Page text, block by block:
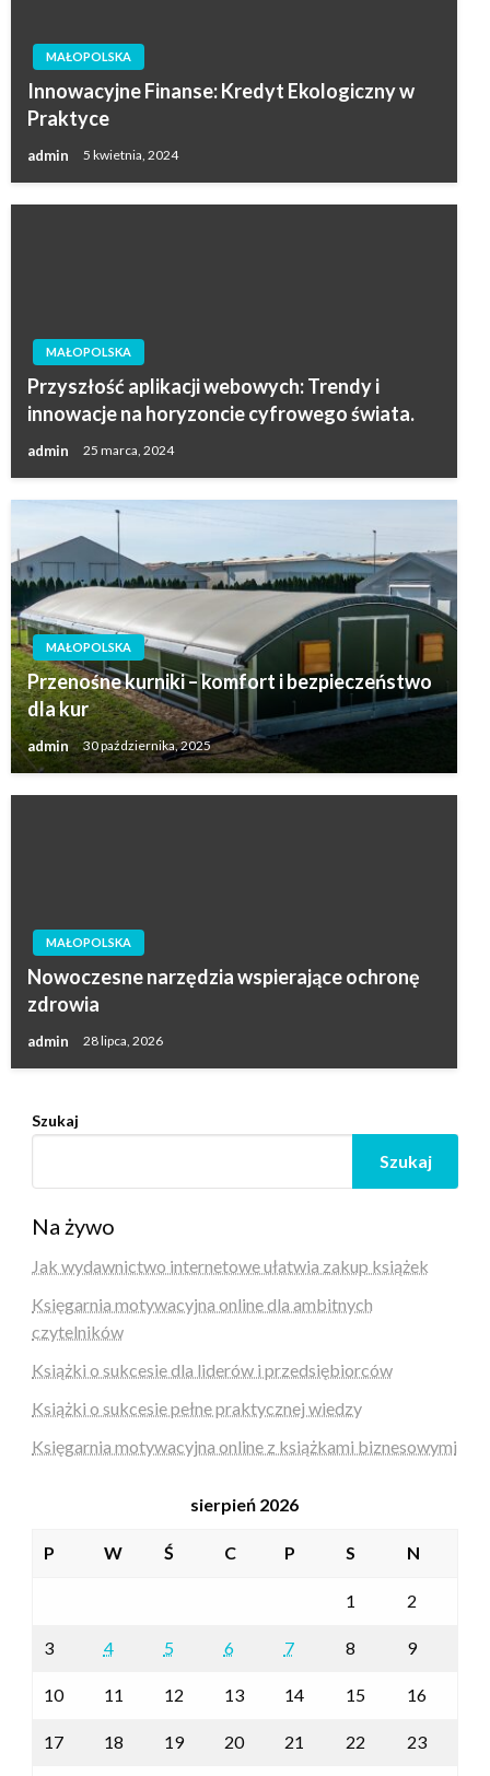
MAŁOPOLSKA
Innowacyjne Finanse: Kredyt Ekologiczny w
Praktyce
admin 5 kwietnia, 2024
MAŁOPOLSKA
Przyszłość aplikacji webowych: Trendy i
innowacje na horyzoncie cyfrowego świata.
admin 25 marca, 2024
MAŁOPOLSKA
Przenośne kurniki – komfort i bezpieczeństwo
dla kur
admin 30 października, 2025
MAŁOPOLSKA
Nowoczesne narzędzia wspierające ochronę
zdrowia
admin 28 lipca, 2026
Szukaj
Szukaj
Na żywo
Jak wydawnictwo internetowe ułatwia zakup książek
Księgarnia motywacyjna online dla ambitnych
czytelników
Książki o sukcesie dla liderów i przedsiębiorców
Książki o sukcesie pełne praktycznej wiedzy
Księgarnia motywacyjna online z książkami biznesowymi
sierpień 2026
P W Ś C P S N
1 2
3 4 5 6 7 8 9
10 11 12 13 14 15 16
17 18 19 20 21 22 23